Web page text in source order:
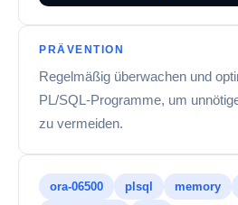
PRÄVENTION
Regelmäßig überwachen und
PL/SQL-Programme, um
zu vermeiden.
ora-06500 plsql memory